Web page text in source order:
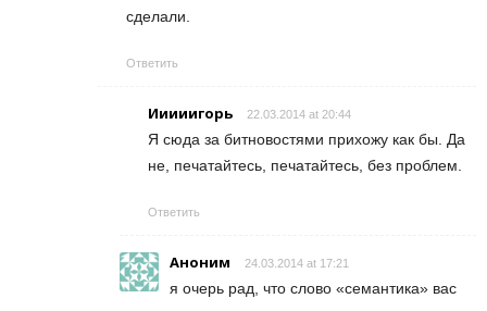
сделали.
Ответить
Ииииигорь 22.03.2014 at 20:44
Я сюда за битновостями прихожу как бы. Да
не, печатайтесь, печатайтесь, без проблем.
Ответить
Аноним 24.03.2014 at 17:21
я очерь рад, что слово «семантика» вас